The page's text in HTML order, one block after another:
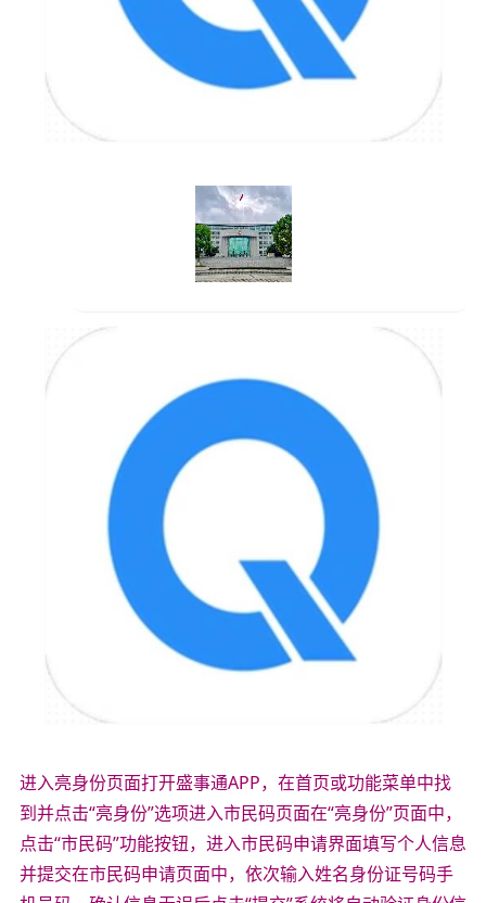
进入亮身份页面打开盛事通APP，在首页或功能菜单中找
到并点击“亮身份”选项进入市民码页面在“亮身份”页面中，
点击“市民码”功能按钮，进入市民码申请界面填写个人信息
并提交在市民码申请页面中，依次输入姓名身份证号码手